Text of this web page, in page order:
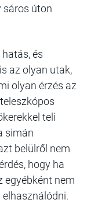
sáros úton
és
az olyan utak,
olyan érzés az
teli
simán
belülről nem
hogy ha
egyébként nem